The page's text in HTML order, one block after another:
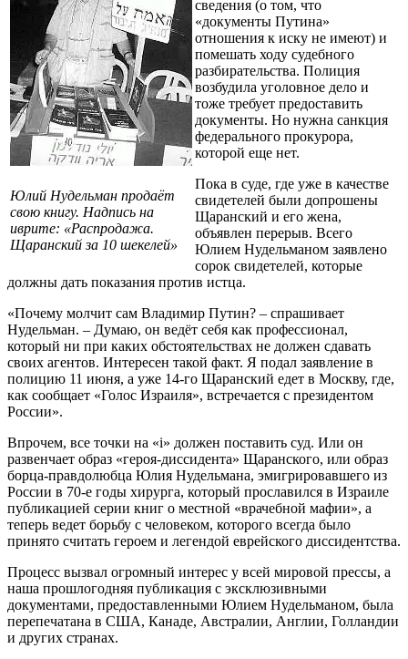
Юлий Нудельман продаёт
свою книгу. Надпись на
иврите: «Распродажа.
Щаранский за 10 шекелей»
сведения (о том, что
«документы Путина»
отношения к иску не имеют) и
помешать ходу судебного
разбирательства. Полиция
возбудила уголовное дело и
тоже требует предоставить
документы. Но нужна санкция
федерального прокурора,
которой еще нет.
Пока в суде, где уже в качестве
свидетелей были допрошены
Щаранский и его жена,
объявлен перерыв. Всего
Юлием Нудельманом заявлено
сорок свидетелей, которые
должны дать показания против истца.
«Почему молчит сам Владимир Путин? – спрашивает
Нудельман. – Думаю, он ведёт себя как профессионал,
который ни при каких обстоятельствах не должен сдавать
своих агентов. Интересен такой факт. Я подал заявление в
полицию 11 июня, а уже 14-го Щаранский едет в Москву, где,
как сообщает «Голос Израиля», встречается с президентом
России».
Впрочем, все точки на «i» должен поставить суд. Или он
развенчает образ «героя-диссидента» Щаранского, или образ
борца-правдолюбца Юлия Нудельмана, эмигрировавшего из
России в 70-е годы хирурга, который прославился в Израиле
публикацией серии книг о местной «врачебной мафии», а
теперь ведет борьбу с человеком, которого всегда было
принято считать героем и легендой еврейского диссидентства.
Процесс вызвал огромный интерес у всей мировой прессы, а
наша прошлогодняя публикация с эксклюзивными
документами, предоставленными Юлием Нудельманом, была
перепечатана в США, Канаде, Австралии, Англии, Голландии
и других странах.